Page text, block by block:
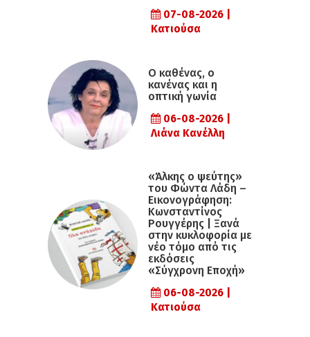
07-08-2026 |
Κατιούσα
Ο καθένας, ο
κανένας και η
οπτική γωνία
06-08-2026 |
Λιάνα Κανέλλη
«Άλκης ο ψεύτης»
του Φώντα Λάδη –
Εικονογράφηση:
Κωνσταντίνος
Ρουγγέρης | Ξανά
στην κυκλοφορία με
νέο τόμο από τις
εκδόσεις
«Σύγχρονη Εποχή»
06-08-2026 |
Κατιούσα